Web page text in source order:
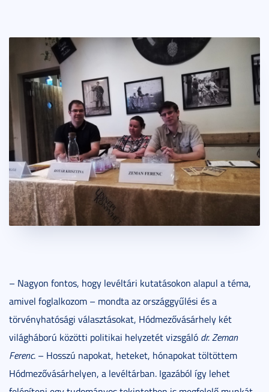
– Nagyon fontos, hogy levéltári kutatásokon alapul a téma,
amivel foglalkozom – mondta az országgyűlési és a
törvényhatósági választásokat, Hódmezővásárhely két
világháború közötti politikai helyzetét vizsgáló dr. Zeman
Ferenc. – Hosszú napokat, heteket, hónapokat töltöttem
Hódmezővásárhelyen, a levéltárban. Igazából így lehet